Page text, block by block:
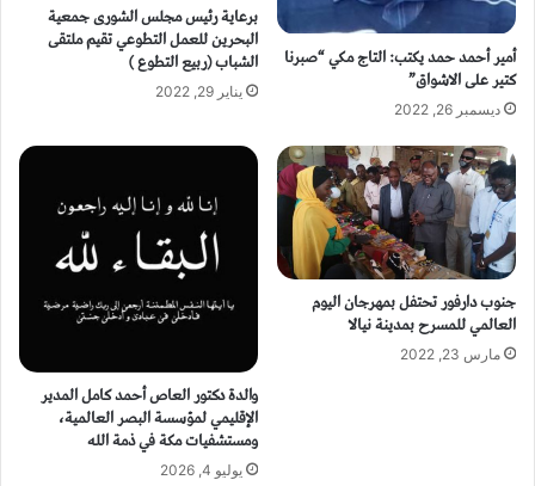
أمير أحمد حمد يكتب: التاج مكي “صبرنا
كتير على الاشواق”
ديسمبر 26, 2022
برعاية رئيس مجلس الشورى جمعية
البحرين للعمل التطوعي تقيم ملتقى
الشباب (ربيع التطوع )
يناير 29, 2022
جنوب دارفور تحتفل بمهرجان اليوم
العالمي للمسرح بمدينة نيالا
مارس 23, 2022
والدة دكتور العاص أحمد كامل المدير
الإقليمي لمؤسسة البصر العالمية،
ومستشفيات مكة في ذمة الله
يوليو 4, 2026